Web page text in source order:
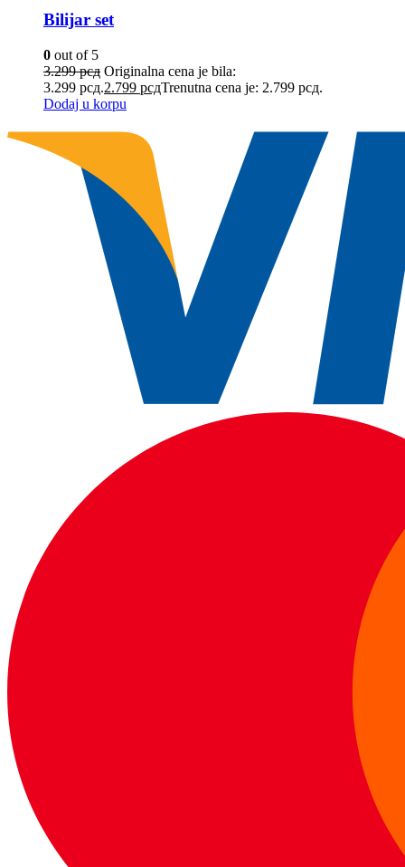
Bilijar set
0 out of 5
3.299рсд Originalna cena je bila:
3.299 рсд.2.799 рсдTrenutna cena je: 2.799 рсд.
Dodaj u korpu